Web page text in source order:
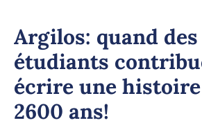
Argilos: quand des
étudiants
écrire une
2600 ans!